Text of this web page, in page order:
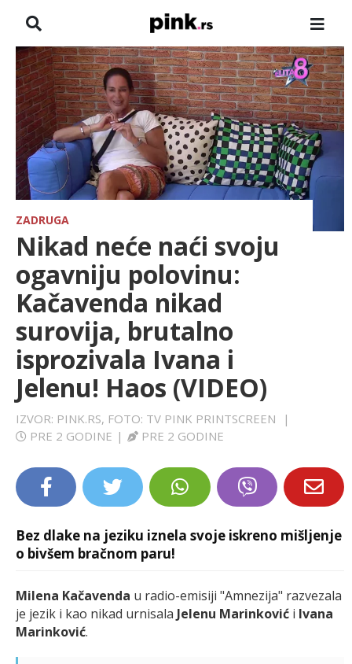
NASLOVNA
VESTI
ZADRUGA
SHOWBIZ
HRONIKA
FARMERI
TV
SPORT
LIFESTYLE
ZADRUGA
Nikad neće naći svoju
ogavniju polovinu:
Kačavenda nikad
surovija, brutalno
isprozivala Ivana i
Jelenu! Haos (VIDEO)
IZVOR: PINK.RS, FOTO: TV PINK PRINTSCREEN
|
PRE 2 GODINE | PRE 2 GODINE
Bez dlake na jeziku iznela svoje iskreno mišljenje
o bivšem bračnom paru!
Milena Kačavenda u radio-emisiji "Amnezija" razvezala
je jezik i kao nikad urnisala Jelenu Marinković i Ivana
Marinković.